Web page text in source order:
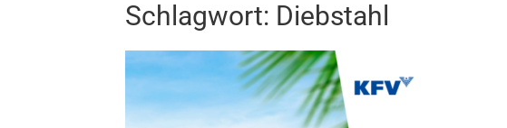
Schlagwort: Diebstahl